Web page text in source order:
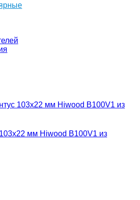
мм Hiwood B100V1 из